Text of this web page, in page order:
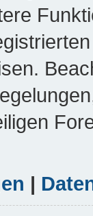
|